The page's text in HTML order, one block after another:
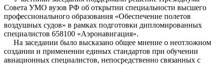
Совета УМО вузов РФ об открытии специальности высшего
профессионального образования «Обеспечение полетов
воздушных судов» в рамках подготовки дипломированных
специалистов 658100 «Аэронавигация».
На заседании было высказано общее мнение о неотложном
создании и применении единых стандартов при обучении
авиационных специалистов, непосредственно связанных с